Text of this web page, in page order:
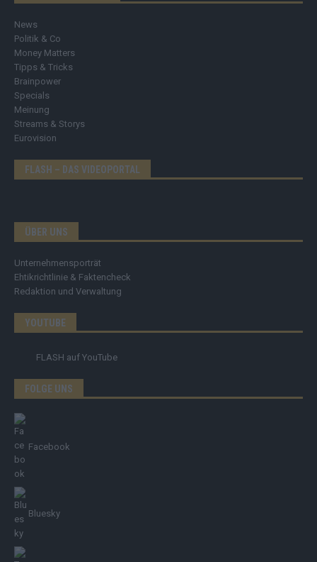
News
Politik & Co
Money Matters
Tipps & Tricks
Brainpower
Specials
Meinung
Streams & Storys
Eurovision
FLASH – DAS VIDEOPORTAL
ÜBER UNS
Unternehmensporträt
Ehtikrichtlinie & Faktencheck
Redaktion und Verwaltung
YOUTUBE
FLASH auf YouTube
FOLGE UNS
Facebook
Bluesky